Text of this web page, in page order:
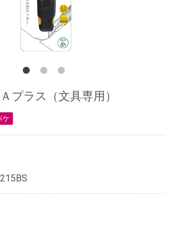
プラス（文具専用）
ケ